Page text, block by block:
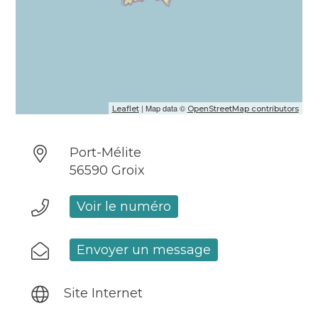
Leaflet| Map data © OpenStreetMap contributors
Port-Mélite
56590 Groix
Voir le numéro
Envoyer un message
Site Internet